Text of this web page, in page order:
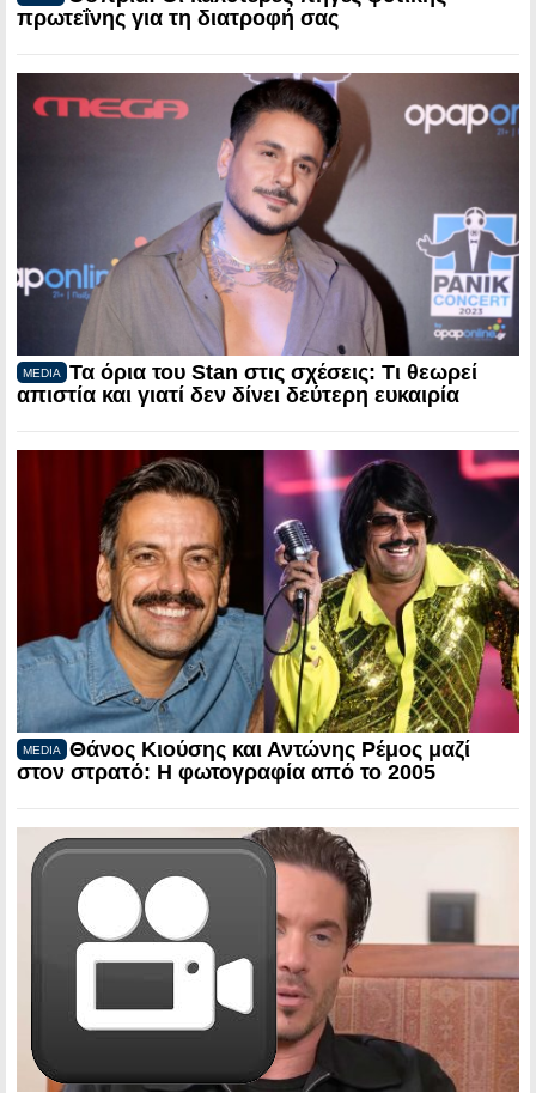
πρωτεΐνης για τη διατροφή σας
MEDIA
Τα όρια του Stan στις σχέσεις: Τι θεωρεί
απιστία και γιατί δεν δίνει δεύτερη ευκαιρία
MEDIA
Θάνος Κιούσης και Αντώνης Ρέμος μαζί
στον στρατό: Η φωτογραφία από το 2005